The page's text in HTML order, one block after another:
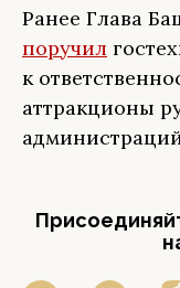
Ранее Глава
поручил
к
аттракционы